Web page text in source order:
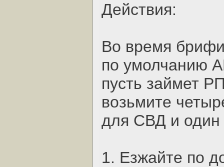
Действия:
Во время
по умолчанию
пусть займет
возьмите
для СВД и один
1. Езжайте по